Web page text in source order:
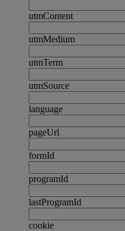
utmContent
utmMedium
utmTerm
utmSource
language
pageUrl
formId
programId
lastProgramId
cookie